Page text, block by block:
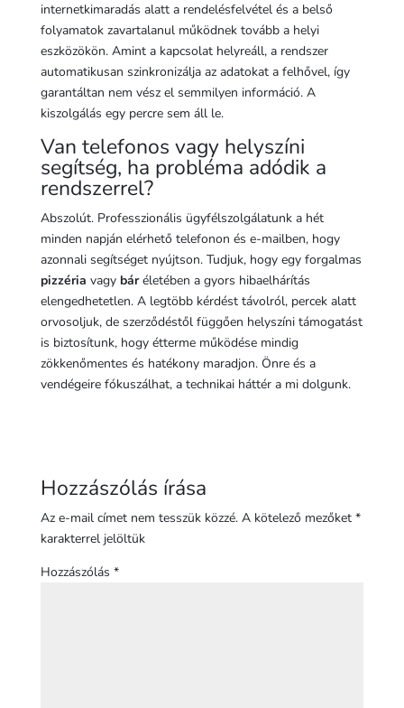
internetkimaradás alatt a rendelésfelvétel és a belső
folyamatok zavartalanul működnek tovább a helyi
eszközökön. Amint a kapcsolat helyreáll, a rendszer
automatikusan szinkronizálja az adatokat a felhővel, így
garantáltan nem vész el semmilyen információ. A
kiszolgálás egy percre sem áll le.
Van telefonos vagy helyszíni
segítség, ha probléma adódik a
rendszerrel?
Abszolút. Professzionális ügyfélszolgálatunk a hét
minden napján elérhető telefonon és e-mailben, hogy
azonnali segítséget nyújtson. Tudjuk, hogy egy forgalmas
pizzéria vagy báréletében a gyors hibaelhárítás
elengedhetetlen. A legtöbb kérdést távolról, percek alatt
orvosoljuk, de szerződéstől függően helyszíni támogatást
is biztosítunk, hogy étterme működése mindig
zökkenőmentes és hatékony maradjon. Önre és a
vendégeire fókuszálhat, a technikai háttér a mi dolgunk.
Hozzászólás írása
Az e-mail címet nem tesszük közzé. A kötelező mezőket *
karakterrel jelöltük
Hozzászólás *